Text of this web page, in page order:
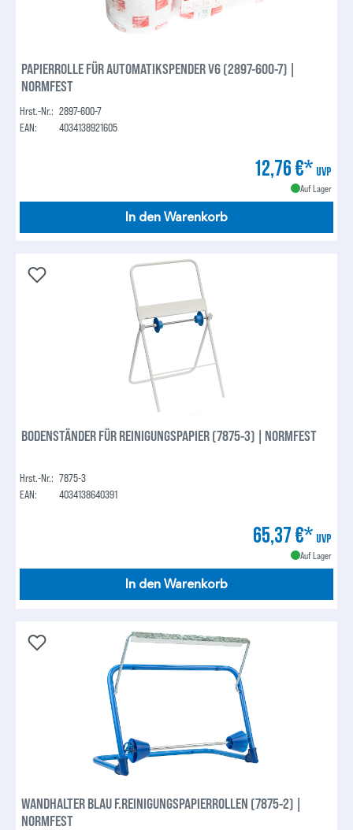
PAPIERROLLE FÜR AUTOMATIKSPENDER V6 (2897-600-7) |
NORMFEST
Hrst.-Nr.: 2897-600-7
EAN:
4034138921605
12,76 €* UVP
Auf Lager
In den Warenkorb
BODENSTÄNDER FÜR REINIGUNGSPAPIER (7875-3) | NORMFEST
Hrst.-Nr.: 7875-3
EAN:
4034138640391
65,37 €* UVP
Auf Lager
In den Warenkorb
WANDHALTER BLAU F.REINIGUNGSPAPIERROLLEN (7875-2) |
NORMFEST